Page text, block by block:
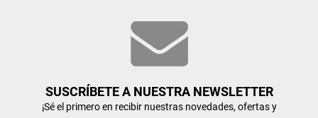
SUSCRÍBETE A NUESTRA NEWSLETTER
¡Sé el primero en recibir nuestras novedades, ofertas y